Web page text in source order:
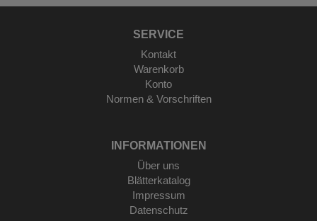
SERVICE
Kontakt
Warenkorb
Konto
Normen & Vorschriften
INFORMATIONEN
Über uns
Blätterkatalog
Impressum
Datenschutz